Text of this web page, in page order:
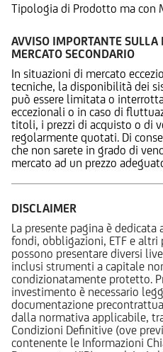
Tipologia di Prodotto ma con
AVVISO IMPORTANTE
MERCATO SECONDARIO
In situazioni di mercato
tecniche, la disponibilità dei
può essere limitata o
eccezionali o in caso di
titoli, i prezzi di acquisto o di
regolarmente quotati. Di
che non sarete in grado di
mercato ad un prezzo
DISCLAIMER
La presente pagina è
fondi, obbligazioni, ETF e
possono presentare diversi
inclusi strumenti a capitale
condizionatamente protetto.
investimento è necessario
documentazione
dalla normativa applicabile,
Condizioni Definitive (ove
contenente le Informazioni